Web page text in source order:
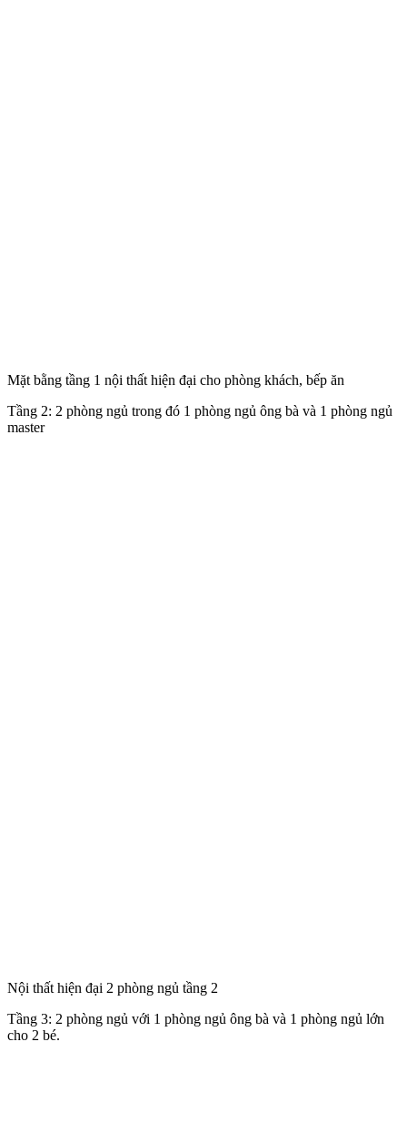
Mặt bằng tầng 1 nội thất hiện đại cho phòng khách, bếp ăn
Tầng 2: 2 phòng ngủ trong đó 1 phòng ngủ ông bà và 1 phòng ngủ
master
Nội thất hiện đại 2 phòng ngủ tầng 2
Tầng 3: 2 phòng ngủ với 1 phòng ngủ ông bà và 1 phòng ngủ lớn
cho 2 bé.